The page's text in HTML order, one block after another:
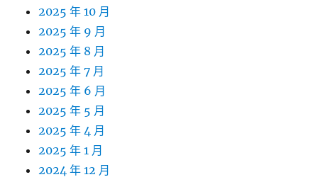
2025 年 10 月
2025 年 9 月
2025 年 8 月
2025 年 7 月
2025 年 6 月
2025 年 5 月
2025 年 4 月
2025 年 1 月
2024 年 12 月